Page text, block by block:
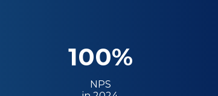
100%
NPS